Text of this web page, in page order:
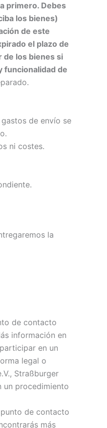
primero. Debes
los bienes)
de este
el plazo de
de los bienes si
funcionalidad de
de envío se
ni costes.
la
de contacto
información en
en un
legal o
Straßburger
un procedimiento
de contacto
más